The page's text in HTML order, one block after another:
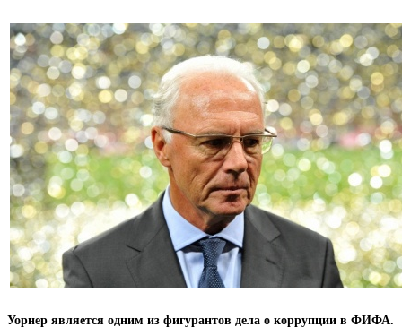
Уорнер является одним из фигурантов дела о коррупции в ФИФА.